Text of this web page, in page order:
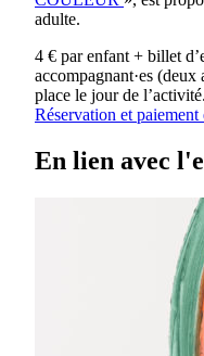
adulte.
4 € par enfant + billet
accompagnant·es
place le jour de l’activité.
Réservation et paiement
En lien avec